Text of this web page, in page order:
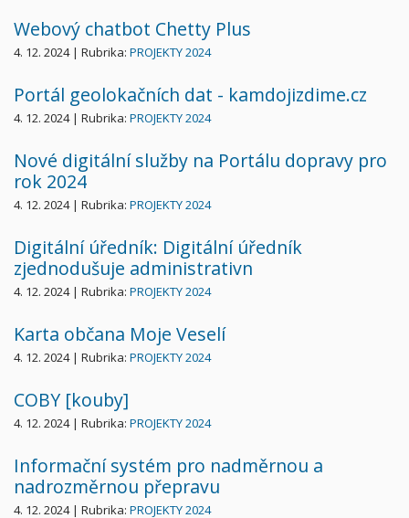
Webový chatbot Chetty Plus
4. 12. 2024 | Rubrika: PROJEKTY 2024
Portál geolokačních dat - kamdojizdime.cz
4. 12. 2024 | Rubrika: PROJEKTY 2024
Nové digitální služby na Portálu dopravy pro
rok 2024
4. 12. 2024 | Rubrika: PROJEKTY 2024
Digitální úředník: Digitální úředník
zjednodušuje administrativn
4. 12. 2024 | Rubrika: PROJEKTY 2024
Karta občana Moje Veselí
4. 12. 2024 | Rubrika: PROJEKTY 2024
COBY [kouby]
4. 12. 2024 | Rubrika: PROJEKTY 2024
Informační systém pro nadměrnou a
nadrozměrnou přepravu
4. 12. 2024 | Rubrika: PROJEKTY 2024